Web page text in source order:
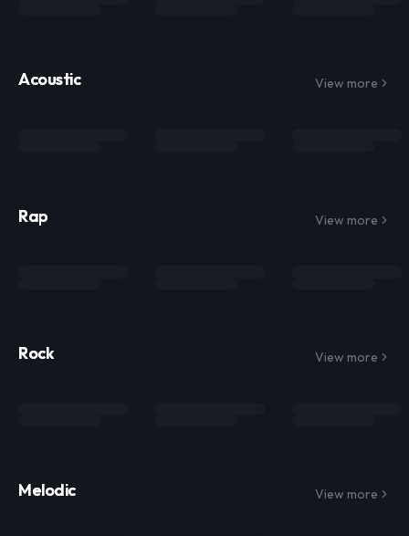
Acoustic View more
Rap View more
Rock View more
Melodic View more